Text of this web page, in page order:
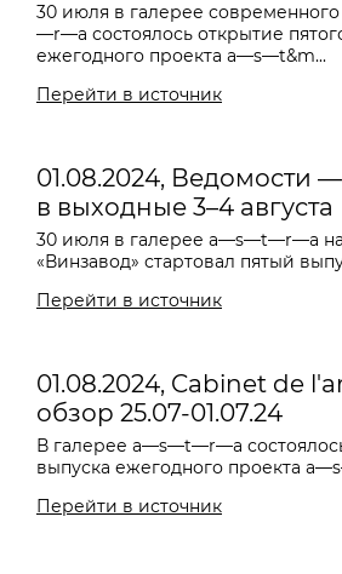
30 июля в галерее
—r—a состоялось открытие
ежегодного проекта a—s—t&m...
Перейти в источник
01.08.2024, Ведомости
в выходные 3–4 августа
30 июля в галерее a—s—t—r—a
«Винзавод» стартовал пятый
Перейти в источник
01.08.2024, Cabinet de
обзор 25.07-01.07.24
В галерее a—s—t—r—a
выпуска ежегодного проекта
Перейти в источник